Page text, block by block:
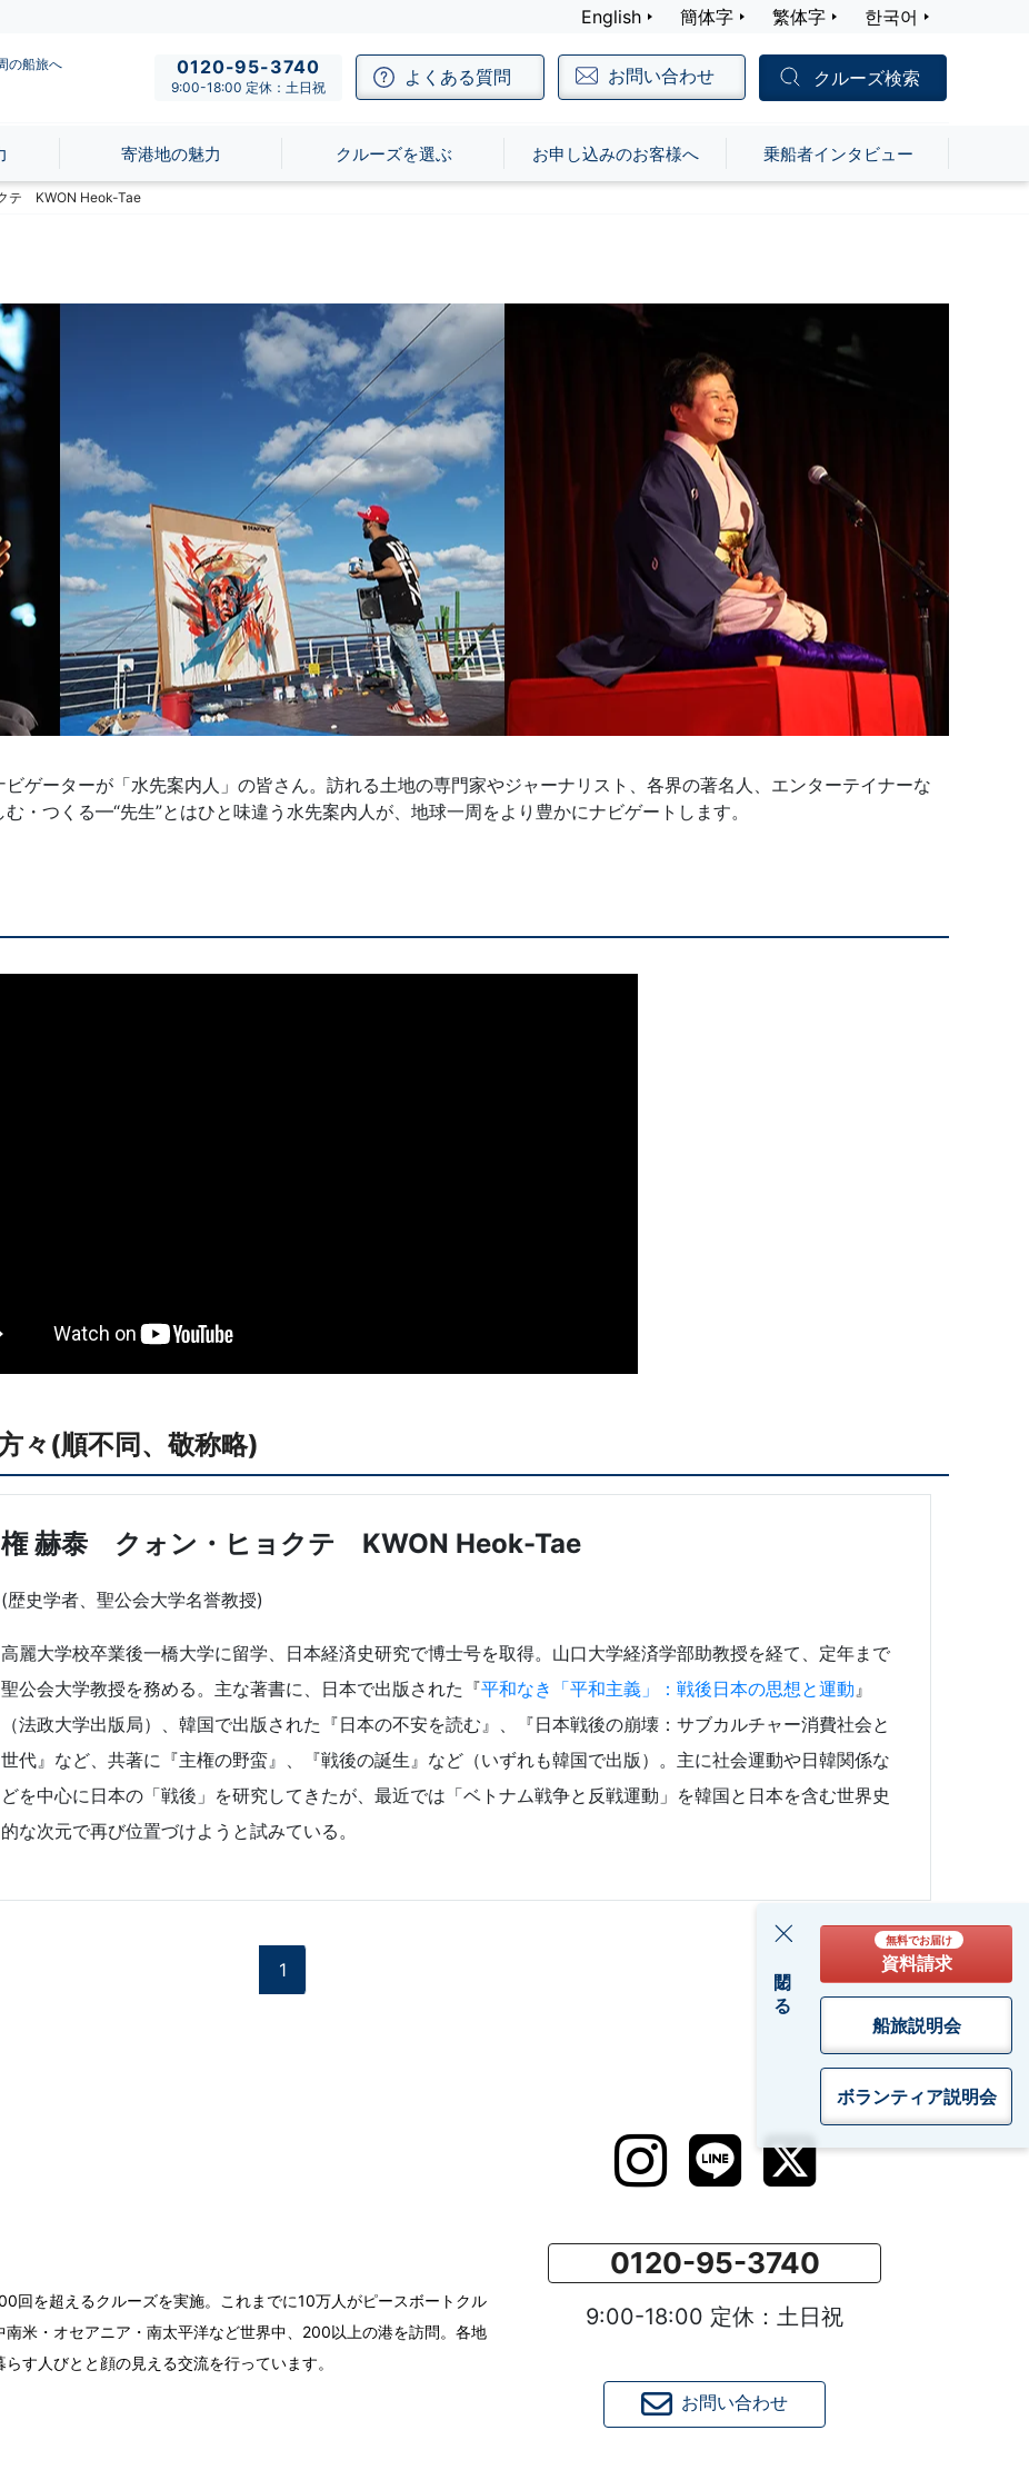
English 簡体字 繁体字 한국어
の船旅へ 0120-95-3740
9:00-18:00 定休：土日祝 よくある質問 お問い合わせ クルーズ検索
寄港地の魅力 クルーズを選ぶ お申し込みのお客様へ 乗船者インタビュー
閉じる
無料でお届け
資料請求
船旅説明会
ボランティア説明会
テ KWON Heok-Tae
ゲーターが「水先案内人」の皆さん。訪れる土地の専門家やジャーナリスト、各界の著名人、エンターテイナーな
・つくる━“先生”とはひと味違う水先案内人が、地球一周をより豊かにナビゲートします。
々(順不同、敬称略)
権 赫泰 クォン・ヒョクテ KWON Heok-Tae
(歴史学者、聖公会大学名誉教授)
高麗大学校卒業後一橋大学に留学、日本経済史研究で博士号を取得。山口大学経済学部助教授を経て、定年まで
聖公会大学教授を務める。主な著書に、日本で出版された『平和なき「平和主義」：戦後日本の思想と運動 』
（法政大学出版局）、韓国で出版された『日本の不安を読む』、『日本戦後の崩壊：サブカルチャー消費社会と
世代』など、共著に『主権の野蛮』、『戦後の誕生』など（いずれも韓国で出版）。主に社会運動や日韓関係な
どを中心に日本の「戦後」を研究してきたが、最近では「ベトナム戦争と反戦運動」を韓国と日本を含む世界史
的な次元で再び位置づけようと試みている。
1
0120-95-3740
9:00-18:00 定休：土日祝
お問い合わせ
回を超えるクルーズを実施。これまでに10万人がピースボートクル
米・オセアニア・南太平洋など世界中、200以上の港を訪問。各地
す人びとと顔の見える交流を行っています。